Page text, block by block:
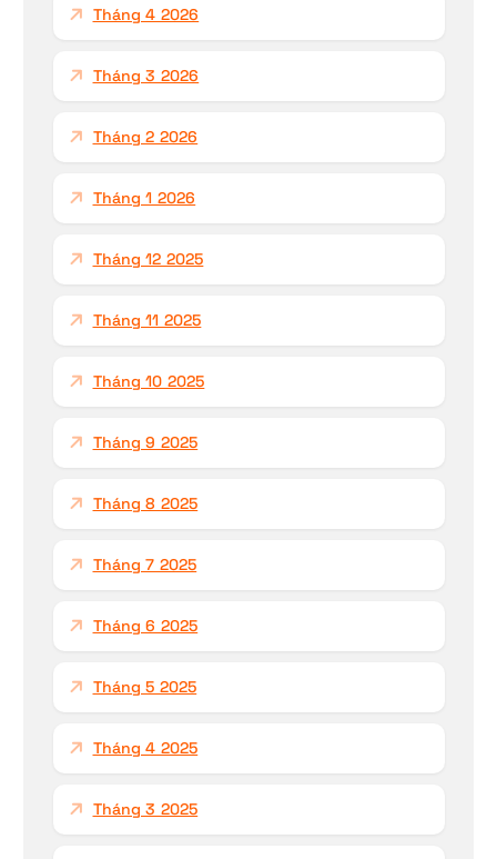
Tháng 4 2026
Tháng 3 2026
Tháng 2 2026
Tháng 1 2026
Tháng 12 2025
Tháng 11 2025
Tháng 10 2025
Tháng 9 2025
Tháng 8 2025
Tháng 7 2025
Tháng 6 2025
Tháng 5 2025
Tháng 4 2025
Tháng 3 2025